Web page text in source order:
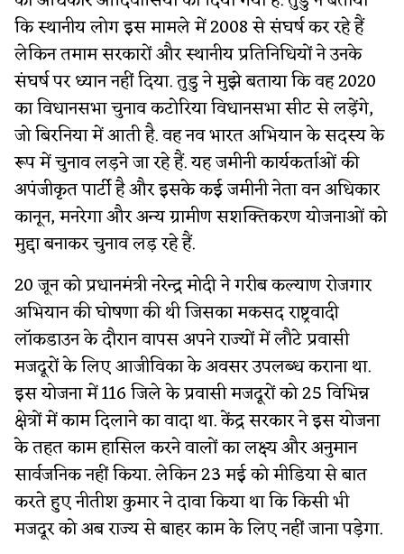
कि स्थानीय लोग इस मामले में 2008 से संघर्ष कर रहे हैं
लेकिन तमाम सरकारों और स्थानीय प्रतिनिधियों ने उनके
संघर्ष पर ध्यान नहीं दिया. तुडु ने मुझे बताया कि वह 2020
का विधानसभा चुनाव कटोरिया विधानसभा सीट से लड़ेंगे,
जो बिरनिया में आती है. वह नव भारत अभियान के सदस्य के
रूप में चुनाव लड़ने जा रहे हैं. यह जमीनी कार्यकर्ताओं की
अपंजीकृत पार्टी है और इसके कई जमीनी नेता वन अधिकार
कानून, मनरेगा और अन्य ग्रामीण सशक्तिकरण योजनाओं को
मुद्दा बनाकर चुनाव लड़ रहे हैं.
20 जून को प्रधानमंत्री नरेन्द्र मोदी ने गरीब कल्याण रोजगार
अभियान की घोषणा की थी जिसका मकसद राष्ट्रवादी
लॉकडाउन के दौरान वापस अपने राज्यों में लौटे प्रवासी
मजदूरों के लिए आजीविका के अवसर उपलब्ध कराना था.
इस योजना में 116 जिले के प्रवासी मजदूरों को 25 विभिन्न
क्षेत्रों में काम दिलाने का वादा था. केंद्र सरकार ने इस योजना
के तहत काम हासिल करने वालों का लक्ष्य और अनुमान
सार्वजनिक नहीं किया. लेकिन 23 मई को मीडिया से बात
करते हुए नीतीश कुमार ने दावा किया था कि किसी भी
मजदूर को अब राज्य से बाहर काम के लिए नहीं जाना पड़ेगा.